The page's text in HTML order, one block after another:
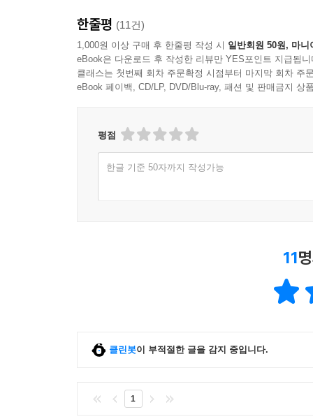
한줄평 (11건)
1,000원 이상 구매 후 한줄평 작성 시 일반회원 50원, 마니
eBook은 다운로드 후 작성한 리뷰만 YES포인트 지급됩니
클래스는 첫번째 회차 주문확정 시점부터 마지막 회차 주
eBook 페이백, CD/LP, DVD/Blu-ray, 패션 및 판매금지 상
평점
한글 기준 50자까지 작성가능
11
클린봇이 부적절한 글을 감지 중입니다.
1